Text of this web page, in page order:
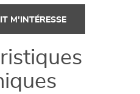
M'INTÉRESSE